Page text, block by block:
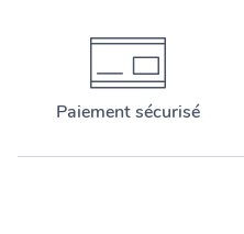
Paiement sécurisé